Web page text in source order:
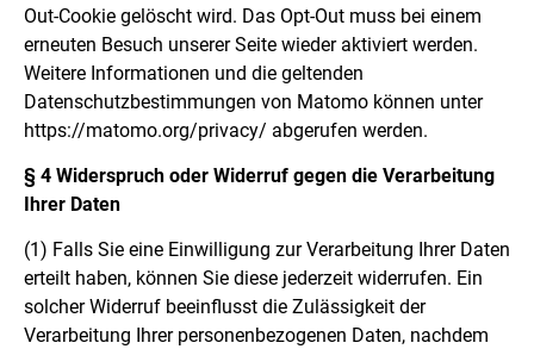
Out-Cookie gelöscht wird. Das Opt-Out muss bei einem
erneuten Besuch unserer Seite wieder aktiviert werden.
Weitere Informationen und die geltenden
Datenschutzbestimmungen von Matomo können unter
https://matomo.org/privacy/ abgerufen werden.
§ 4 Widerspruch oder Widerruf gegen die Verarbeitung
Ihrer Daten
(1) Falls Sie eine Einwilligung zur Verarbeitung Ihrer Daten
erteilt haben, können Sie diese jederzeit widerrufen. Ein
solcher Widerruf beeinflusst die Zulässigkeit der
Verarbeitung Ihrer personenbezogenen Daten, nachdem